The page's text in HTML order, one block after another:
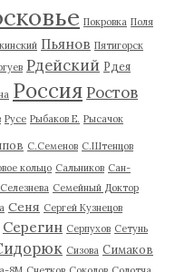
Покровка Поля
Пьянов Пятигорск
Рдейский Рдея
Россия Ростов
Русе Рыбаков Е. Рысачок
С.Семенов С.Штенцов
кольцо Сальников Сан-
Селезнева Семейный Доктор
Сеня Сергей Кузнецов
Серегин Серпухов Сетунь
Сизова Симаков